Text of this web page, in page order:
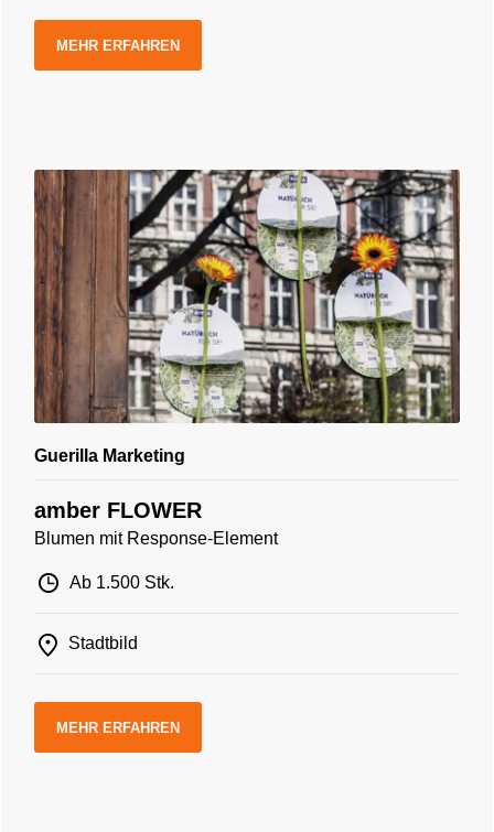
MEHR ERFAHREN
Guerilla Marketing
amber FLOWER
Blumen mit Response-Element
Ab 1.500 Stk.
Stadtbild
MEHR ERFAHREN